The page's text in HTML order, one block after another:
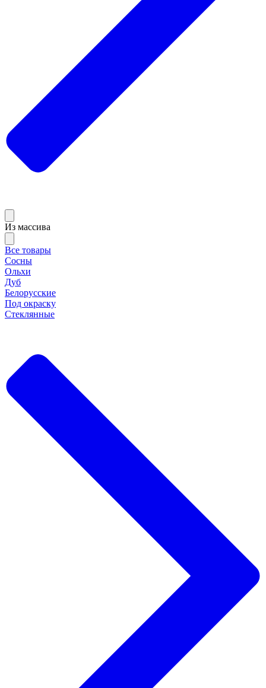
Из массива
Все товары
Сосны
Ольхи
Дуб
Белорусские
Под окраску
Стеклянные